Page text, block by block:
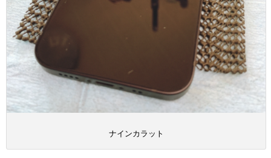
ナインカラット